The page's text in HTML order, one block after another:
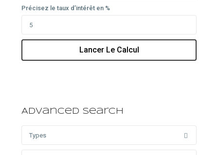
Précisez le taux d’intérêt en %
Lancer Le Calcul
Advanced Search
Types